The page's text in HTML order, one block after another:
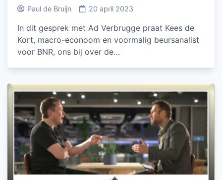
Paul de Bruijn 20 april 2023
In dit gesprek met Ad Verbrugge praat Kees de
Kort, macro-econoom en voormalig beursanalist
voor BNR, ons bij over de…